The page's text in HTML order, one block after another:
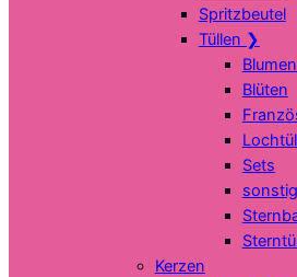
Spritzbeutel
Tüllen ❯
Blüten
Sets
Kerzen